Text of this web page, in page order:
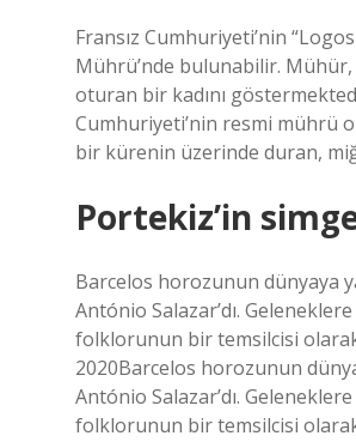
Fransız Cumhuriyeti’nin
Mührü’nde bulunabilir.
oturan bir kadını
Cumhuriyeti’nin resmi mührü
bir kürenin üzerinde duran,
Portekiz’in
Barcelos horozunun dünyaya
António Salazar’dı.
folklorunun bir temsilcisi
2020Barcelos horozunun
António Salazar’dı.
folklorunun bir temsilcisi